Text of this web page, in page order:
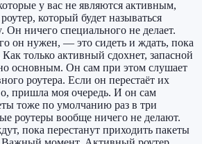
у вас не являются активным,
который будет называться
Он ничего специального не делает.
он нужен, — это сидеть и ждать, пока
только активный сдохнет, запасной
основным. Он сам при этом слушает
роутера. Если он перестаёт их
пришла моя очередь. И он сам
тоже по умолчанию раз в три
роутеры вообще ничего не делают.
пока перестанут приходить пакеты